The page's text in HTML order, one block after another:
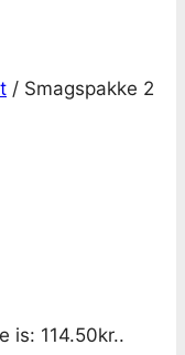
/ Smagspakke 2
is: 114.50kr..